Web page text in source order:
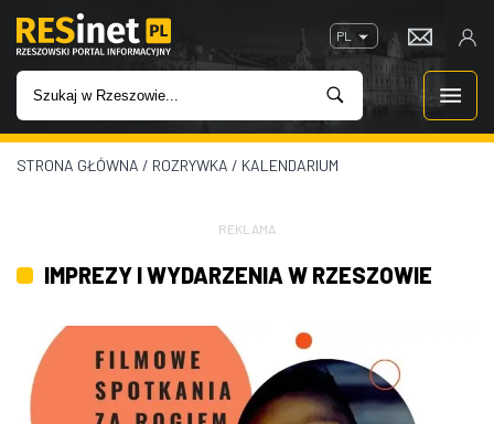
PL
WIADOMOŚCI
IMPREZY
ROZRYWKA
W KINACH
STRONA GŁÓWNA / ROZRYWKA / KALENDARIUM
REKLAMA
IMPREZY I WYDARZENIA W RZESZOWIE